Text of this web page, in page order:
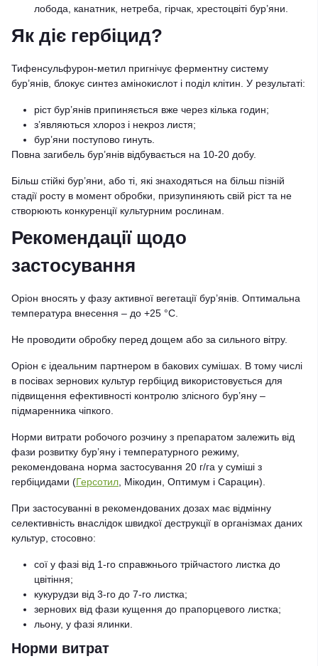
лобода, канатник, нетреба, гірчак, хрестоцвіті бур’яни.
Як діє гербіцид?
Тифенсульфурон-метил пригнічує ферментну систему
бур’янів, блокує синтез амінокислот і поділ клітин. У результаті:
ріст бур’янів припиняється вже через кілька годин;
з’являються хлороз і некроз листя;
бур’яни поступово гинуть.
Повна загибель бур’янів відбувається на 10-20 добу.
Більш стійкі бур’яни, або ті, які знаходяться на більш пізній
стадії росту в момент обробки, призупиняють свій ріст та не
створюють конкуренції культурним рослинам.
Рекомендації щодо
застосування
Оріон вносять у фазу активної вегетації бур’янів. Оптимальна
температура внесення – до +25 °C.
Не проводити обробку перед дощем або за сильного вітру.
Оріон є ідеальним партнером в бакових сумішах. В тому числі
в посівах зернових культур гербіцид використовується для
підвищення ефективності контролю злісного бур’яну –
підмаренника чіпкого.
Норми витрати робочого розчину з препаратом залежить від
фази розвитку бур’яну і температурного режиму,
рекомендована норма застосування 20 г/га у суміші з
гербіцидами (Герсотил , Мікодин, Оптимум і Сарацин).
При застосуванні в рекомендованих дозах має відмінну
селективність внаслідок швидкої деструкції в організмах даних
культур, стосовно:
сої у фазі від 1-го справжнього трійчастого листка до
цвітіння;
кукурудзи від 3-го до 7-го листка;
зернових від фази кущення до прапорцевого листка;
льону, у фазі ялинки.
Норми витрат